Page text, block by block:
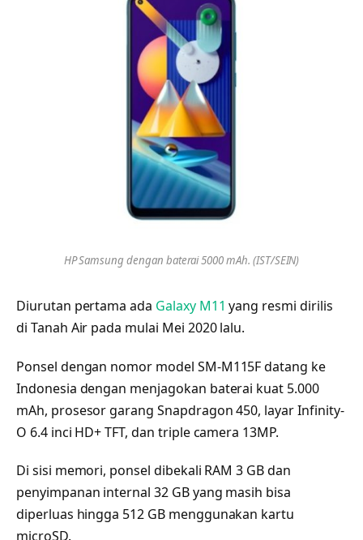
HP Samsung dengan baterai 5000 mAh. (IST/SEIN)
Diurutan pertama ada Galaxy M11 yang resmi dirilis
di Tanah Air pada mulai Mei 2020 lalu.
Ponsel dengan nomor model SM-M115F datang ke
Indonesia dengan menjagokan baterai kuat 5.000
mAh, prosesor garang Snapdragon 450, layar Infinity-
O 6.4 inci HD+ TFT, dan triple camera 13MP.
Di sisi memori, ponsel dibekali RAM 3 GB dan
penyimpanan internal 32 GB yang masih bisa
diperluas hingga 512 GB menggunakan kartu
microSD.